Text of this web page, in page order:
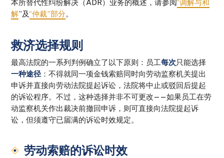
本所替代性纠纷解决（ADR）业务的概述，请参阅“调解与和
解”及“仲裁”部分。
救济选择规则
最高法院的一系列判例确立了以下原则：员工每次只能选择
一种途径：不得就同一项金钱索赔同时向劳动监察机关提出
申诉并直接向劳动法院提起诉讼，法院将中止或驳回后提起
的诉讼程序。不过，这种选择并非不可更改——如果员工在劳
动监察机关作出裁决前撤回申诉，则可直接向法院提起诉
讼，但须遵守已届满的诉讼时效规定。
劳动索赔的诉讼时效